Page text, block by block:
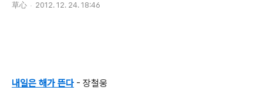
草心 2012. 12. 24. 18:46
내일은 해가 뜬다 - 장철웅